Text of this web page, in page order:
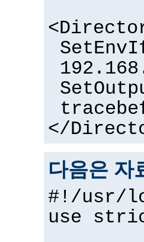
</
다음은 자
#!/usr/
use